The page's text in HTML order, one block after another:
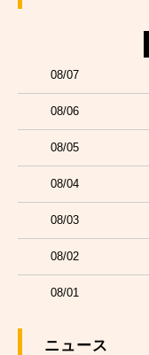
08/07
08/06
08/05
08/04
08/03
08/02
08/01
ニュース